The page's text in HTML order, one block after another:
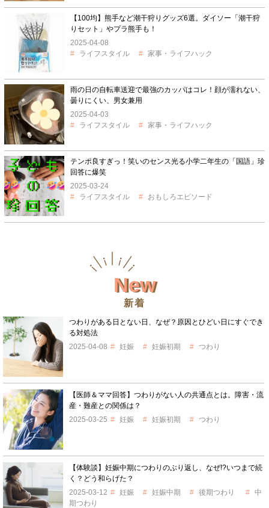
【100均】熊手など潮干狩りグッズ6選。ダイソー「潮干狩
りセット」やプラ熊手も！
2025-04-08
ライフスタイル
家事・ライフハック
雨の日の自転車送迎で最強のカッパはコレ！顔が濡れない、
曇りにくい、男女兼用
2025-04-03
ライフスタイル
家事・ライフハック
テンポ良すぎっ！笑いのセンス光る小学二年生の「国語」珍
回答に爆笑
2025-03-24
ライフスタイル
おもしろエピソード
New
新着
つわりがある日とない日、なぜ？原因とひどい日にすぐでき
る対処法
2025-04-08
妊娠 妊娠初期 つわり
【医師＆ママ回答】つわりがない人の共通点とは。障害・流
産・難産との関係は？
2025-03-25
妊娠 妊娠初期 つわり
【体験談】妊娠中期につわりのぶり返し、なぜ!?いつまで続
く？どう和らげた？
2025-03-12
妊娠 妊娠中期 後期つわり
中
期つわり